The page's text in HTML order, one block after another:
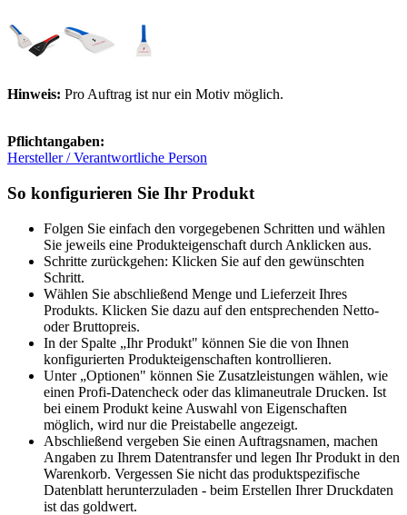
Hinweis: Pro Auftrag ist nur ein Motiv möglich.
Pflichtangaben:
Hersteller / Verantwortliche Person
So konfigurieren Sie Ihr Produkt
Folgen Sie einfach den vorgegebenen Schritten und wählen
Sie jeweils eine Produkteigenschaft durch Anklicken aus.
Schritte zurückgehen: Klicken Sie auf den gewünschten
Schritt.
Wählen Sie abschließend Menge und Lieferzeit Ihres
Produkts. Klicken Sie dazu auf den entsprechenden Netto-
oder Bruttopreis.
In der Spalte „Ihr Produkt" können Sie die von Ihnen
konfigurierten Produkteigenschaften kontrollieren.
Unter „Optionen" können Sie Zusatzleistungen wählen, wie
einen Profi-Datencheck oder das klimaneutrale Drucken. Ist
bei einem Produkt keine Auswahl von Eigenschaften
möglich, wird nur die Preistabelle angezeigt.
Abschließend vergeben Sie einen Auftragsnamen, machen
Angaben zu Ihrem Datentransfer und legen Ihr Produkt in den
Warenkorb. Vergessen Sie nicht das produktspezifische
Datenblatt herunterzuladen - beim Erstellen Ihrer Druckdaten
ist das goldwert.